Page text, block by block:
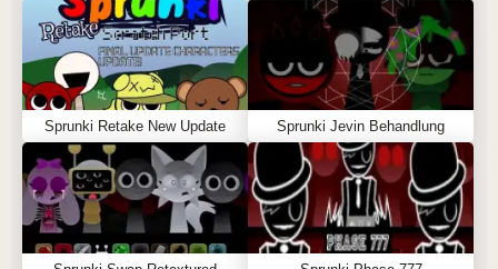
Sprunki Retake New Update Sprunki Jevin Behandlung